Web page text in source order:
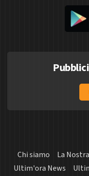
Chi siamo La
Ultim'ora News